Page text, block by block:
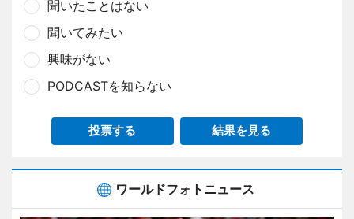
聞いたことはない
聞いてみたい
興味がない
PODCASTを知らない
投票する 結果を見る
ワールドフォトニュース